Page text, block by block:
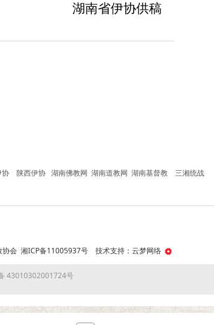
湖南省伊协供稿
协 陕西伊协 湖南佛教网 湖南道教网 湖南基督教 三湘统战
协会 湘ICP备11005937号 技术支持： 云梦网络
43010302001724号